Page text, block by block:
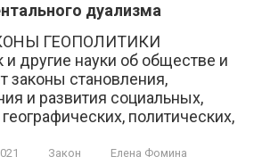
дуализма
ГЕОПОЛИТИКИ
и другие науки об обществе и
законы становления,
и развития социальных,
политических,
Закон Елена Фомина